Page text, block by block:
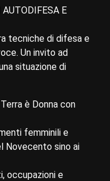
E
tecniche di difesa e
Un invito ad
situazione di
è Donna con
femminili e
Novecento sino ai
occupazioni e